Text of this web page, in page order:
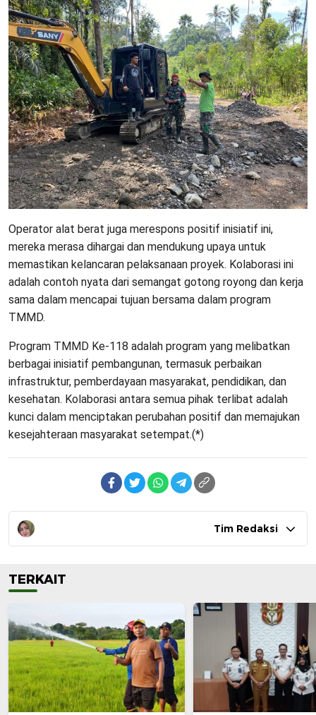
Operator alat berat juga merespons positif inisiatif ini,
mereka merasa dihargai dan mendukung upaya untuk
memastikan kelancaran pelaksanaan proyek. Kolaborasi ini
adalah contoh nyata dari semangat gotong royong dan kerja
sama dalam mencapai tujuan bersama dalam program
TMMD.
Program TMMD Ke-118 adalah program yang melibatkan
berbagai inisiatif pembangunan, termasuk perbaikan
infrastruktur, pemberdayaan masyarakat, pendidikan, dan
kesehatan. Kolaborasi antara semua pihak terlibat adalah
kunci dalam menciptakan perubahan positif dan memajukan
kesejahteraan masyarakat setempat.(*)
Tim Redaksi
TERKAIT